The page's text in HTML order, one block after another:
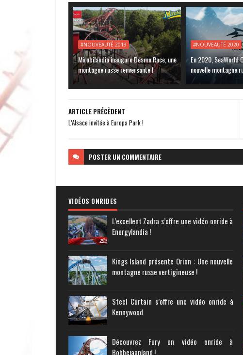
#NOUVEAUTÉ 2019
Mirabilandia inaugure Desmo Race, une
montagne russe renversante !
#NOUVEAUTÉ 2020
En 2020, SeaWorld
nouvelle montagne
ARTICLE PRÉCÈDENT
L’Alsace invitée à Europa Park !
POSTER UN COMMENTAIRE
VIDÉOS ONRIDES
L’excellent Zadra s’offre une vidéo onride à
Energylandia !
Kings Island présente Orion : Une nouvelle
montagne russe vertigineuse !
Steel Curtain s’offre une vidéo onride à
Kennywood
Découvrez Fury en vidéo onride à
Bobbejaanland !